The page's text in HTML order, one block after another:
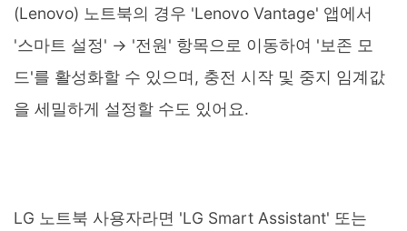
(Lenovo) 노트북의 경우 'Lenovo Vantage' 앱에서
'스마트 설정' → '전원' 항목으로 이동하여 '보존 모
드'를 활성화할 수 있으며, 충전 시작 및 중지 임계값
을 세밀하게 설정할 수도 있어요.
LG 노트북 사용자라면 'LG Smart Assistant' 또는